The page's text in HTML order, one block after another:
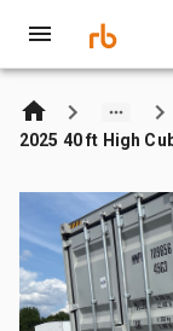
2025 40 ft High